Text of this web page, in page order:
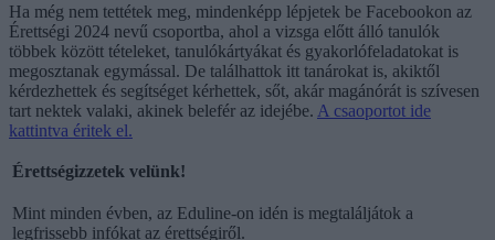
Ha még nem tettétek meg, mindenképp lépjetek be Facebookon az
Érettségi 2024 nevű csoportba, ahol a vizsga előtt álló tanulók
többek között tételeket, tanulókártyákat és gyakorlófeladatokat is
megosztanak egymással. De találhattok itt tanárokat is, akiktől
kérdezhettek és segítséget kérhettek, sőt, akár magánórát is szívesen
tart nektek valaki, akinek belefér az idejébe. A csaoportot ide
kattintva éritek el.
Érettségizzetek velünk!
Mint minden évben, az Eduline-on idén is megtaláljátok a
legfrissebb infókat az érettségiről.